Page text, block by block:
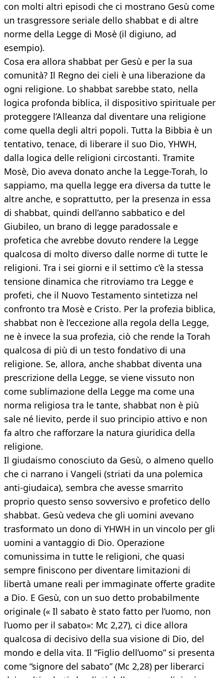
con molti altri episodi che ci mostrano Gesù come
un trasgressore seriale dello shabbat e di altre
norme della Legge di Mosè (il digiuno, ad
esempio).
Cosa era allora shabbat per Gesù e per la sua
comunità? Il Regno dei cieli è una liberazione da
ogni religione. Lo shabbat sarebbe stato, nella
logica profonda biblica, il dispositivo spirituale per
proteggere l’Alleanza dal diventare una religione
come quella degli altri popoli. Tutta la Bibbia è un
tentativo, tenace, di liberare il suo Dio, YHWH,
dalla logica delle religioni circostanti. Tramite
Mosè, Dio aveva donato anche la Legge-Torah, lo
sappiamo, ma quella legge era diversa da tutte le
altre anche, e soprattutto, per la presenza in essa
di shabbat, quindi dell’anno sabbatico e del
Giubileo, un brano di legge paradossale e
profetica che avrebbe dovuto rendere la Legge
qualcosa di molto diverso dalle norme di tutte le
religioni. Tra i sei giorni e il settimo c’è la stessa
tensione dinamica che ritroviamo tra Legge e
profeti, che il Nuovo Testamento sintetizza nel
confronto tra Mosè e Cristo. Per la profezia biblica,
shabbat non è l’eccezione alla regola della Legge,
ne è invece la sua profezia, ciò che rende la Torah
qualcosa di più di un testo fondativo di una
religione. Se, allora, anche shabbat diventa una
prescrizione della Legge, se viene vissuto non
come sublimazione della Legge ma come una
norma religiosa tra le tante, shabbat non è più
sale né lievito, perde il suo principio attivo e non
fa altro che rafforzare la natura giuridica della
religione.
Il giudaismo conosciuto da Gesù, o almeno quello
che ci narrano i Vangeli (striati da una polemica
anti-giudaica), sembra che avesse smarrito
proprio questo senso sovversivo e profetico dello
shabbat. Gesù vedeva che gli uomini avevano
trasformato un dono di YHWH in un vincolo per gli
uomini a vantaggio di Dio. Operazione
comunissima in tutte le religioni, che quasi
sempre finiscono per diventare limitazioni di
libertà umane reali per immaginate offerte gradite
a Dio. E Gesù, con un suo detto probabilmente
originale (« Il sabato è stato fatto per l’uomo, non
l’uomo per il sabato»: Mc 2,27), ci dice allora
qualcosa di decisivo della sua visione di Dio, del
mondo e della vita. Il “Figlio dell’uomo” si presenta
come “signore del sabato” (Mc 2,28) per liberarci